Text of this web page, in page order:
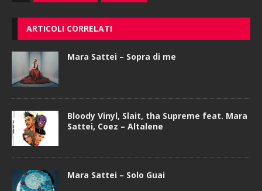
ARTICOLI CORRELATI
Mara Sattei – Sopra di me
Bloody Vinyl, Slait, tha Supreme feat. Mara
Sattei, Coez – Altalene
Mara Sattei – Solo Guai